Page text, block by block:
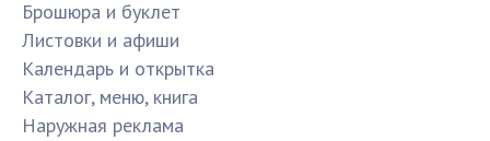
Брошюра и буклет
Листовки и афиши
Календарь и открытка
Каталог, меню, книга
Наружная реклама